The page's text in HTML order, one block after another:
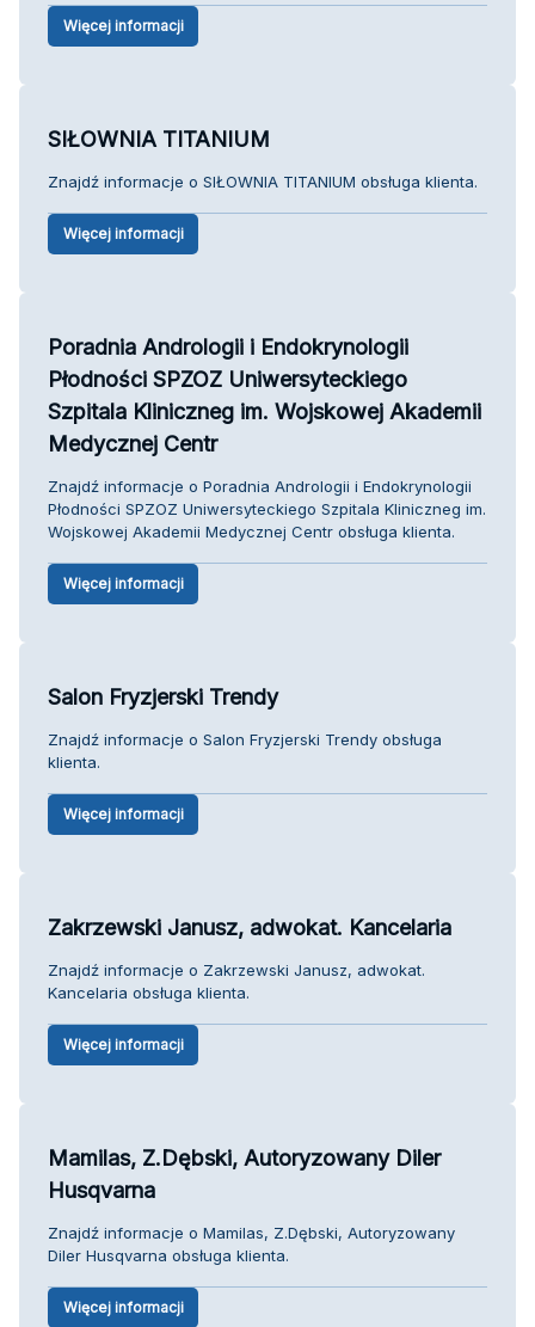
Więcej informacji
SIŁOWNIA TITANIUM
Znajdź informacje o SIŁOWNIA TITANIUM obsługa klienta.
Więcej informacji
Poradnia Andrologii i Endokrynologii
Płodności SPZOZ Uniwersyteckiego
Szpitala Kliniczneg im. Wojskowej Akademii
Medycznej Centr
Znajdź informacje o Poradnia Andrologii i Endokrynologii
Płodności SPZOZ Uniwersyteckiego Szpitala Kliniczneg im.
Wojskowej Akademii Medycznej Centr obsługa klienta.
Więcej informacji
Salon Fryzjerski Trendy
Znajdź informacje o Salon Fryzjerski Trendy obsługa
klienta.
Więcej informacji
Zakrzewski Janusz, adwokat. Kancelaria
Znajdź informacje o Zakrzewski Janusz, adwokat.
Kancelaria obsługa klienta.
Więcej informacji
Mamilas, Z.Dębski, Autoryzowany Diler
Husqvarna
Znajdź informacje o Mamilas, Z.Dębski, Autoryzowany
Diler Husqvarna obsługa klienta.
Więcej informacji